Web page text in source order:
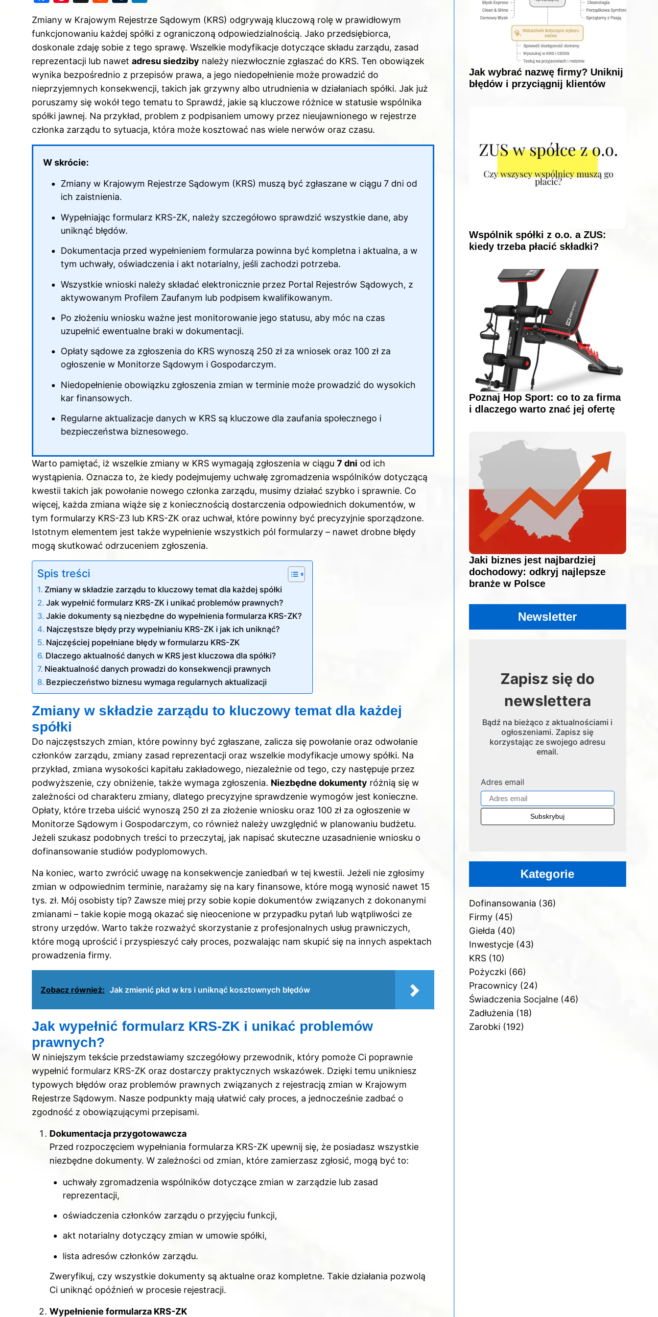
c
e
b
o
o
k
er
e
st
d
di
t
m
bl
r
k
e
dI
n
Zmiany w Krajowym Rejestrze Sądowym (KRS) odgrywają kluczową rolę w prawidłowym
funkcjonowaniu każdej spółki z ograniczoną odpowiedzialnością. Jako przedsiębiorca,
doskonale zdaję sobie z tego sprawę. Wszelkie modyfikacje dotyczące składu zarządu, zasad
reprezentacji lub nawet adresu siedziby należy niezwłocznie zgłaszać do KRS. Ten obowiązek
wynika bezpośrednio z przepisów prawa, a jego niedopełnienie może prowadzić do
nieprzyjemnych konsekwencji, takich jak grzywny albo utrudnienia w działaniach spółki. Jak już
poruszamy się wokół tego tematu to Sprawdź, jakie są kluczowe różnice w statusie wspólnika
spółki jawnej. Na przykład, problem z podpisaniem umowy przez nieujawnionego w rejestrze
członka zarządu to sytuacja, która może kosztować nas wiele nerwów oraz czasu.
W skrócie:
Zmiany w Krajowym Rejestrze Sądowym (KRS) muszą być zgłaszane w ciągu 7 dni od
ich zaistnienia.
Wypełniając formularz KRS-ZK, należy szczegółowo sprawdzić wszystkie dane, aby
uniknąć błędów.
Dokumentacja przed wypełnieniem formularza powinna być kompletna i aktualna, a w
tym uchwały, oświadczenia i akt notarialny, jeśli zachodzi potrzeba.
Wszystkie wnioski należy składać elektronicznie przez Portal Rejestrów Sądowych, z
aktywowanym Profilem Zaufanym lub podpisem kwalifikowanym.
Po złożeniu wniosku ważne jest monitorowanie jego statusu, aby móc na czas
uzupełnić ewentualne braki w dokumentacji.
Opłaty sądowe za zgłoszenia do KRS wynoszą 250 zł za wniosek oraz 100 zł za
ogłoszenie w Monitorze Sądowym i Gospodarczym.
Niedopełnienie obowiązku zgłoszenia zmian w terminie może prowadzić do wysokich
kar finansowych.
Regularne aktualizacje danych w KRS są kluczowe dla zaufania społecznego i
bezpieczeństwa biznesowego.
Warto pamiętać, iż wszelkie zmiany w KRS wymagają zgłoszenia w ciągu 7 dni od ich
wystąpienia. Oznacza to, że kiedy podejmujemy uchwałę zgromadzenia wspólników dotyczącą
kwestii takich jak powołanie nowego członka zarządu, musimy działać szybko i sprawnie. Co
więcej, każda zmiana wiąże się z koniecznością dostarczenia odpowiednich dokumentów, w
tym formularzy KRS-Z3 lub KRS-ZK oraz uchwał, które powinny być precyzyjnie sporządzone.
Istotnym elementem jest także wypełnienie wszystkich pól formularzy – nawet drobne błędy
mogą skutkować odrzuceniem zgłoszenia.
Spis treści
Zmiany w składzie zarządu to kluczowy temat dla każdej spółki
Jak wypełnić formularz KRS-ZK i unikać problemów prawnych?
Jakie dokumenty są niezbędne do wypełnienia formularza KRS-ZK?
Najczęstsze błędy przy wypełnianiu KRS-ZK i jak ich uniknąć?
Najczęściej popełniane błędy w formularzu KRS-ZK
Dlaczego aktualność danych w KRS jest kluczowa dla spółki?
Nieaktualność danych prowadzi do konsekwencji prawnych
Bezpieczeństwo biznesu wymaga regularnych aktualizacji
Zmiany w składzie zarządu to kluczowy temat dla każdej
spółki
Do najczęstszych zmian, które powinny być zgłaszane, zalicza się powołanie oraz odwołanie
członków zarządu, zmiany zasad reprezentacji oraz wszelkie modyfikacje umowy spółki. Na
przykład, zmiana wysokości kapitału zakładowego, niezależnie od tego, czy następuje przez
podwyższenie, czy obniżenie, także wymaga zgłoszenia. Niezbędne dokumenty różnią się w
zależności od charakteru zmiany, dlatego precyzyjne sprawdzenie wymogów jest konieczne.
Opłaty, które trzeba uiścić wynoszą 250 zł za złożenie wniosku oraz 100 zł za ogłoszenie w
Monitorze Sądowym i Gospodarczym, co również należy uwzględnić w planowaniu budżetu.
Jeżeli szukasz podobnych treści to przeczytaj, jak napisać skuteczne uzasadnienie wniosku o
dofinansowanie studiów podyplomowych.
Na koniec, warto zwrócić uwagę na konsekwencje zaniedbań w tej kwestii. Jeżeli nie zgłosimy
zmian w odpowiednim terminie, narażamy się na kary finansowe, które mogą wynosić nawet 15
tys. zł. Mój osobisty tip? Zawsze miej przy sobie kopie dokumentów związanych z dokonanymi
zmianami – takie kopie mogą okazać się nieocenione w przypadku pytań lub wątpliwości ze
strony urzędów. Warto także rozważyć skorzystanie z profesjonalnych usług prawniczych,
które mogą uprościć i przyspieszyć cały proces, pozwalając nam skupić się na innych aspektach
prowadzenia firmy.
Zobacz również: Jak zmienić pkd w krs i uniknąć kosztownych błędów
Jak wypełnić formularz KRS-ZK i unikać problemów
prawnych?
W niniejszym tekście przedstawiamy szczegółowy przewodnik, który pomoże Ci poprawnie
wypełnić formularz KRS-ZK oraz dostarczy praktycznych wskazówek. Dzięki temu unikniesz
typowych błędów oraz problemów prawnych związanych z rejestracją zmian w Krajowym
Rejestrze Sądowym. Nasze podpunkty mają ułatwić cały proces, a jednocześnie zadbać o
zgodność z obowiązującymi przepisami.
Dokumentacja przygotowawcza
Przed rozpoczęciem wypełniania formularza KRS-ZK upewnij się, że posiadasz wszystkie
niezbędne dokumenty. W zależności od zmian, które zamierzasz zgłosić, mogą być to:
uchwały zgromadzenia wspólników dotyczące zmian w zarządzie lub zasad
reprezentacji,
oświadczenia członków zarządu o przyjęciu funkcji,
akt notarialny dotyczący zmian w umowie spółki,
lista adresów członków zarządu.
Zweryfikuj, czy wszystkie dokumenty są aktualne oraz kompletne. Takie działania pozwolą
Ci uniknąć opóźnień w procesie rejestracji.
Wypełnienie formularza KRS-ZK
Jak wybrać nazwę firmy? Uniknij
błędów i przyciągnij klientów
Wspólnik spółki z o.o. a ZUS:
kiedy trzeba płacić składki?
Poznaj Hop Sport: co to za firma
i dlaczego warto znać jej ofertę
Jaki biznes jest najbardziej
dochodowy: odkryj najlepsze
branże w Polsce
Newsletter
Zapisz się do
newslettera
Bądź na bieżąco z aktualnościami i
ogłoszeniami. Zapisz się
korzystając ze swojego adresu
email.
Adres email
Kategorie
Dofinansowania (36)
Firmy(45)
Giełda (40)
Inwestycje(43)
KRS(10)
Pożyczki(66)
Pracownicy(24)
Świadczenia Socjalne(46)
Zadłużenia (18)
Zarobki(192)